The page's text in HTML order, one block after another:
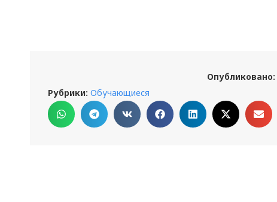
Опубликовано:
Рубрики: Обучающиеся